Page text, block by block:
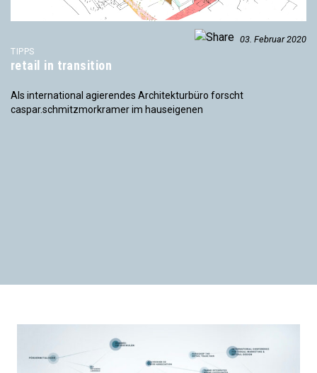
03. Februar 2020
TIPPS
retail in transition
Als international agierendes Architekturbüro forscht
caspar.schmitzmorkramer im hauseigenen